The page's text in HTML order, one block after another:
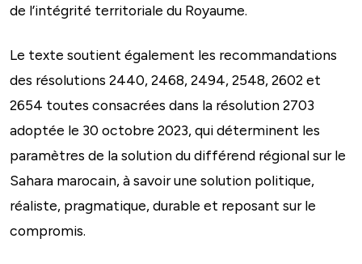
de l’intégrité territoriale du Royaume.
Le texte soutient également les recommandations
des résolutions 2440, 2468, 2494, 2548, 2602 et
2654 toutes consacrées dans la résolution 2703
adoptée le 30 octobre 2023, qui déterminent les
paramètres de la solution du différend régional sur le
Sahara marocain, à savoir une solution politique,
réaliste, pragmatique, durable et reposant sur le
compromis.